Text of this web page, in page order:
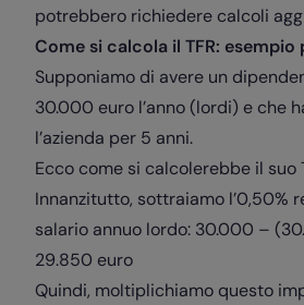
potrebbero richiedere calcoli
Come si calcola il TFR:
Supponiamo di avere un
30.000 euro l’anno (lordi) e che
l’azienda per 5 anni.
Ecco come si calcolerebbe il suo
Innanzitutto, sottraiamo l’0,50%
salario annuo lordo: 30.000 –
29.850 euro
Quindi, moltiplichiamo questo